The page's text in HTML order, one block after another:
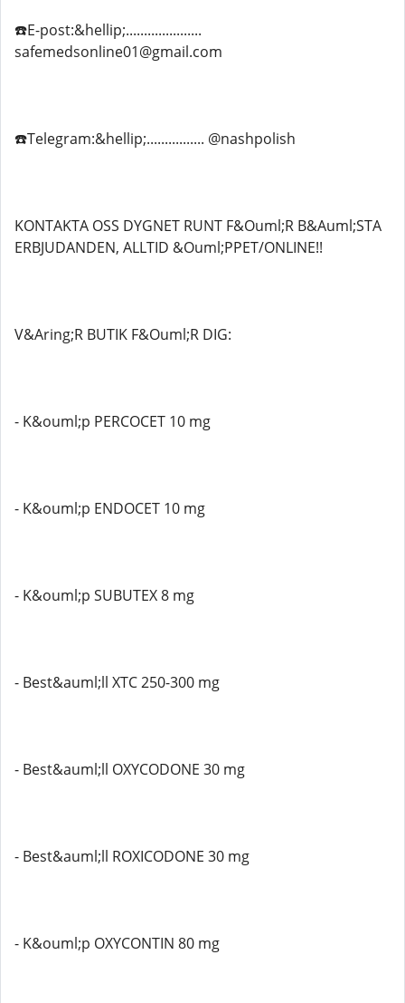
☎️E-post:&hellip;.....................
safemedsonline01@gmail.com
☎️Telegram:&hellip;................ @nashpolish
KONTAKTA OSS DYGNET RUNT F&Ouml;R B&Auml;STA
ERBJUDANDEN, ALLTID &Ouml;PPET/ONLINE!!
V&Aring;R BUTIK F&Ouml;R DIG:
- K&ouml;p PERCOCET 10 mg
- K&ouml;p ENDOCET 10 mg
- K&ouml;p SUBUTEX 8 mg
- Best&auml;ll XTC 250-300 mg
- Best&auml;ll OXYCODONE 30 mg
- Best&auml;ll ROXICODONE 30 mg
- K&ouml;p OXYCONTIN 80 mg